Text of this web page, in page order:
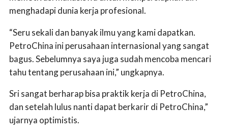
menghadapi dunia kerja profesional.
“Seru sekali dan banyak ilmu yang kami dapatkan.
PetroChina ini perusahaan internasional yang sangat
bagus. Sebelumnya saya juga sudah mencoba mencari
tahu tentang perusahaan ini,” ungkapnya.
Sri sangat berharap bisa praktik kerja di PetroChina,
dan setelah lulus nanti dapat berkarir di PetroChina,”
ujarnya optimistis.